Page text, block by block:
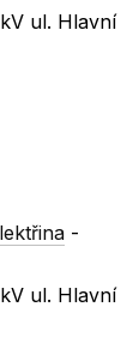
ul. Hlavní
-
ul. Hlavní